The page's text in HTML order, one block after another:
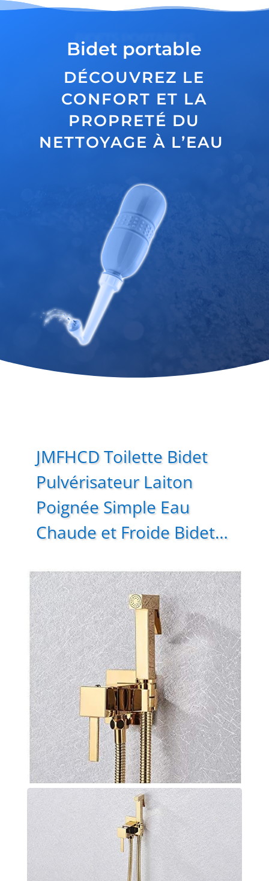
BIDETS PORTABLES
Bidet portable
DÉCOUVREZ LE
CONFORT ET LA
PROPRETÉ DU
NETTOYAGE À L’EAU
JMFHCD Toilette Bidet
Pulvérisateur Laiton
Poignée Simple Eau
Chaude et Froide Bidet…